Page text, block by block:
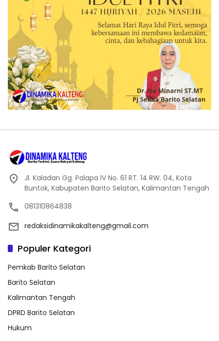
Jl. Kaladan Gg. Palapa IV No. 61 RT. 14 RW. 04, Kota
Buntok, Kabupaten Barito Selatan, Kalimantan Tengah
081310864838
redaksidinamikakalteng@gmail.com
Populer Kategori
Pemkab Barito Selatan
Barito Selatan
Kalimantan Tengah
DPRD Barito Selatan
Hukum